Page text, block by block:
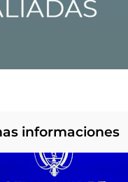
informaciones